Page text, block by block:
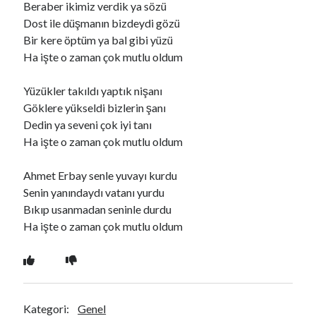
Ara
Beraber ikimiz verdik ya sözü
Dost ile düşmanın bizdeydi gözü
Bir kere öptüm ya bal gibi yüzü
Ha işte o zaman çok mutlu oldum
Yüzükler takıldı yaptık nişanı
Göklere yükseldi bizlerin şanı
Dedin ya seveni çok iyi tanı
Ha işte o zaman çok mutlu oldum
Ahmet Erbay senle yuvayı kurdu
Senin yanındaydı vatanı yurdu
Bıkıp usanmadan seninle durdu
Ha işte o zaman çok mutlu oldum
Kategori: Genel